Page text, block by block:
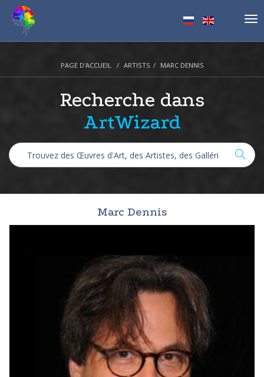
PAGE D'ACCUEIL ARTISTS MARC DENNIS
Recherche dans
ArtWizard
Marc Dennis